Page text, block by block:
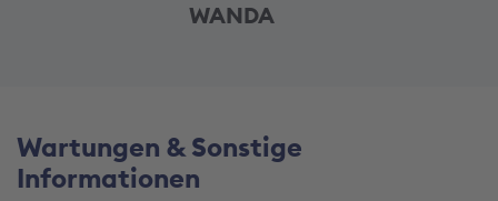
WANDA
Wartungen & Sonstige
Informationen